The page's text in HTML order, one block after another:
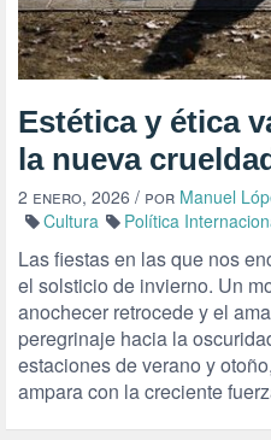
Estética y ética
la nueva
2 enero, 2026 / por Manuel
Cultura
Política
Las fiestas en las que nos
el solsticio de invierno. Un
anochecer retrocede y el
peregrinaje hacia la
estaciones de verano y
ampara con la creciente